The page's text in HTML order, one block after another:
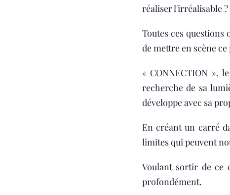
réaliser l'irréalisable ?
Toutes ces questions
de mettre en scène
« CONNECTION »,
recherche de sa
développe avec sa
En créant un carré
limites qui peuvent
Voulant sortir de ce
profondément.